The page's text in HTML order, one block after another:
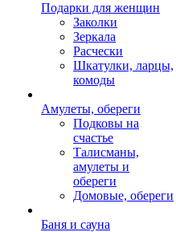
Подарки для женщин
Заколки
Зеркала
Расчески
Шкатулки, ларцы,
комоды
Амулеты, обереги
Подковы на
счастье
Талисманы,
амулеты и
обереги
Домовые, обереги
Баня и сауна